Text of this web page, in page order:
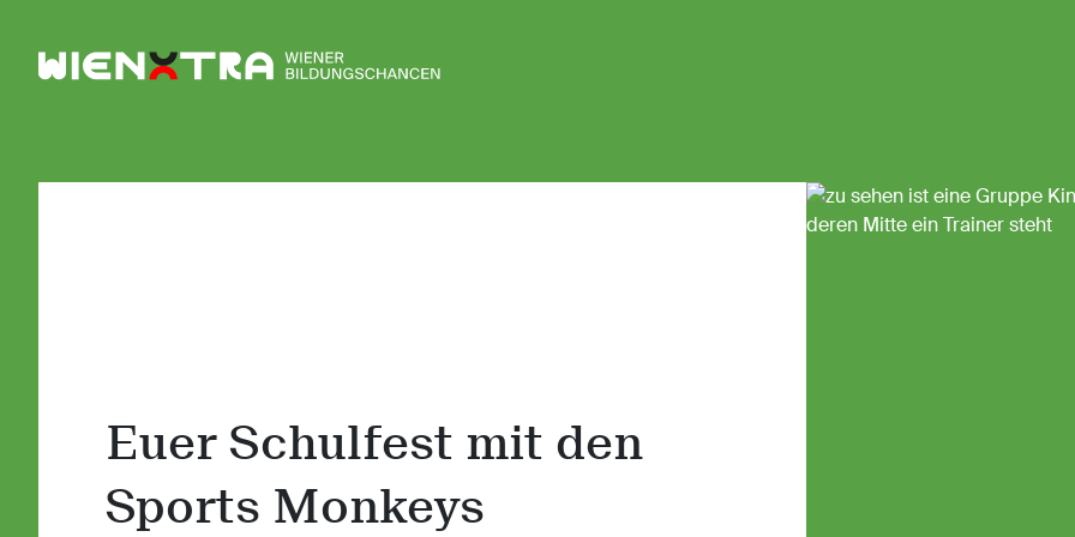
Logo Wiener Bildungschancen
Euer Schulfest mit den
Sports Monkeys